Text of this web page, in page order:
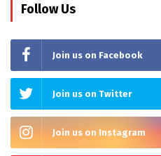
Follow Us
Join us on Facebook
Join us on Twitter
Join us on Instagram